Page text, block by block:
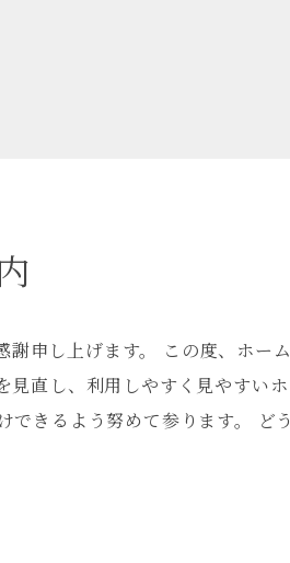
申し上げます。 この度、ホーム
見直し、利用しやすく見やすいホ
きるよう努めて参ります。 どう